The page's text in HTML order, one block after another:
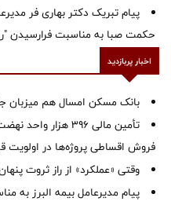
پیام تبریک دکتر بهاری فر
حکمت صبا به مناسبت فرارسیدن
اخبار پربازدید
بانک مسکن امسال هم میزبان
تأمین مالی ۳۹۶
فروش اقساطی پروژه‌ها در اولویت
وقتی «عملکرد» از راز ثروت
پیام مدیرعامل بیمه البرز به